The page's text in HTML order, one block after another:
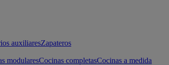
auxiliaresZapateros
modularesCocinas completasCocinas a medida